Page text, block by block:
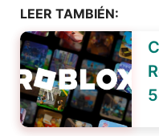
LEER TAMBIÉN: